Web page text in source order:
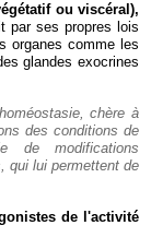
ou viscéral),
par ses propres lois
organes comme les
glandes exocrines
chère à
des conditions de
de modifications
qui lui permettent de
de l'activité